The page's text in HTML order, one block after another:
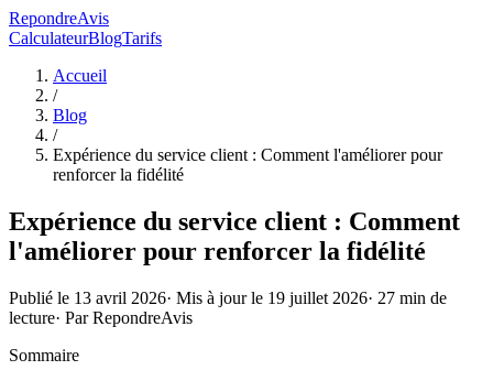
RepondreAvis
CalculateurBlogTarifs
Accueil
/
Blog
/
Expérience du service client : Comment l'améliorer pour
renforcer la fidélité
Expérience du service client : Comment
l'améliorer pour renforcer la fidélité
Publié le 13 avril 2026· Mis à jour le 19 juillet 2026· 27 min de
lecture· ParRepondreAvis
Sommaire